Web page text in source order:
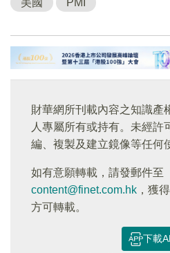
美國 PMI
財華網所刊載內容之知識產
人專屬所有或持有。未經許
編、複製及建立鏡像等任何
如有意願轉載，請發郵件至
content@finet.com.hk ，獲
方可轉載。
下載